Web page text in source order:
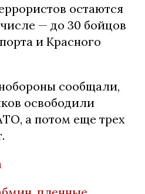
остаются
— до 30 бойцов
и Красного
сообщали,
освободили
а потом еще трех